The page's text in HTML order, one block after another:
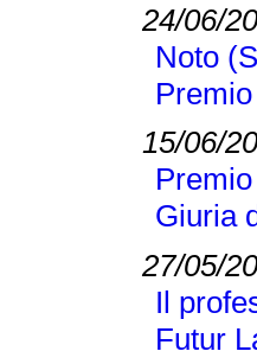
24/06/
Noto
15/06/
Giuria
27/05/
Il
Futur